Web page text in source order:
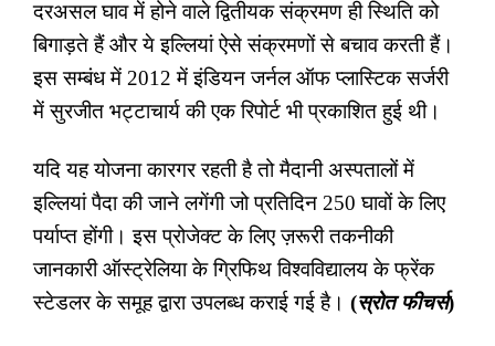
दरअसल घाव में होने वाले द्वितीयक संक्रमण ही स्थिति को
बिगाड़ते हैं और ये इल्लियां ऐसे संक्रमणों से बचाव करती हैं।
इस सम्बंध में 2012 में इंडियन जर्नल ऑफ प्लास्टिक सर्जरी
में सुरजीत भट्टाचार्य की एक रिपोर्ट भी प्रकाशित हुई थी।
यदि यह योजना कारगर रहती है तो मैदानी अस्पतालों में
इल्लियां पैदा की जाने लगेंगी जो प्रतिदिन 250 घावों के लिए
पर्याप्त होंगी। इस प्रोजेक्ट के लिए ज़रूरी तकनीकी
जानकारी ऑस्ट्रेलिया के ग्रिफिथ विश्वविद्यालय के फ्रेंक
स्टेडलर के समूह द्वारा उपलब्ध कराई गई है। (स्रोत फीचर्स)